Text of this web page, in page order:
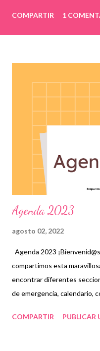
COMPARTIR 1
Agenda 2023
agosto 02, 2022
Agenda 2023
compartimos esta
encontrar diferentes
de emergencia, calendario,
ello servirá para que
COMPARTIR PUBLICAR